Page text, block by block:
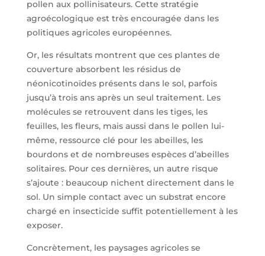
pollen aux pollinisateurs. Cette stratégie
agroécologique est très encouragée dans les
politiques agricoles européennes.
Or, les résultats montrent que ces plantes de
couverture absorbent les résidus de
néonicotinoïdes présents dans le sol, parfois
jusqu’à trois ans après un seul traitement. Les
molécules se retrouvent dans les tiges, les
feuilles, les fleurs, mais aussi dans le pollen lui-
même, ressource clé pour les abeilles, les
bourdons et de nombreuses espèces d’abeilles
solitaires. Pour ces dernières, un autre risque
s’ajoute : beaucoup nichent directement dans le
sol. Un simple contact avec un substrat encore
chargé en insecticide suffit potentiellement à les
exposer.
Concrètement, les paysages agricoles se